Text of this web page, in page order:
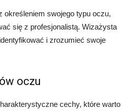
określeniem swojego typu oczu,
się z profesjonalistą. Wizażysta
i zrozumieć swoje
oczu
cechy, które warto